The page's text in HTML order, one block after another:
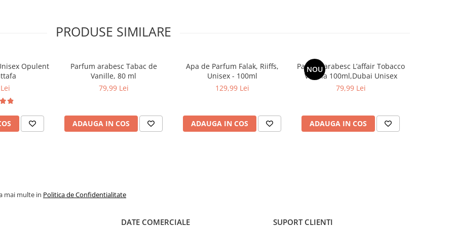
între prospețimea floral-PRODUSE SIMILARE
Opulent
Parfum arabesc Tabac de
Vanille, 80 ml
79,99 Lei
ADAUGA IN COS
Apa de Parfum Falak, Riiffs,
Unisex - 100ml
129,99 Lei
ADAUGA IN COS
NOU
Parfum arabesc L’affair Tobacco
Vanilla 100ml,Dubai Unisex
79,99 Lei
ADAUGA IN COS
mai multe in Politica de Confidentialitate
DATE COMERCIALE SUPORT CLIENTI